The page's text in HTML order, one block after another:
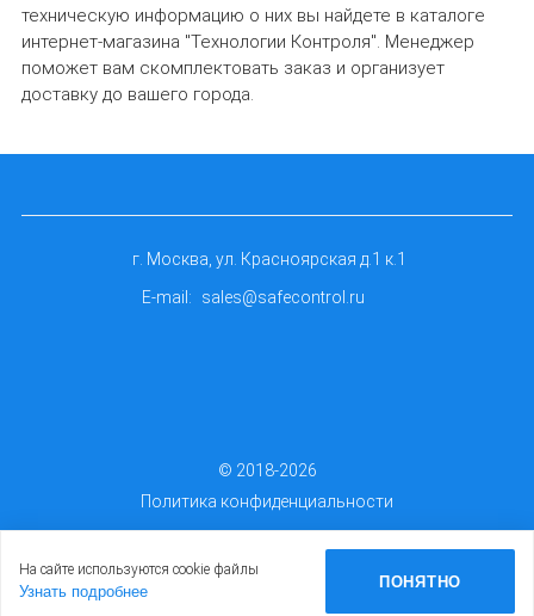
техническую информацию о них вы найдете в каталоге
интернет-магазина "Технологии Контроля". Менеджер
поможет вам скомплектовать заказ и организует
доставку до вашего города.
г. Москва, ул. Красноярская д.1 к.1
E-mail:
sales@safecontrol.ru
© 2018-2026
Политика конфиденциальности
На сайте используются cookie файлы
Узнать подробнее
ПОНЯТНО